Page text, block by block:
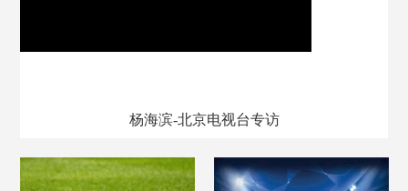
杨海滨-北京电视台专访